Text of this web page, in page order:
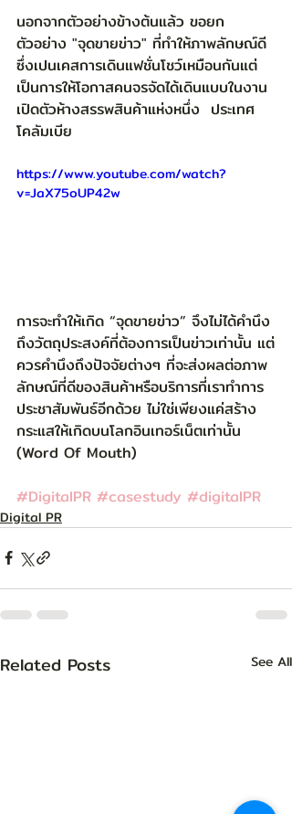
นอกจากตัวอย่างข้างต้นแล้ว ขอยก
ตัวอย่าง "จุดขายข่าว" ที่ทำให้ภาพลักษณ์ดี
ซึ่งเปนเคสการเดินแฟชั่นโชว์เหมือนกันแต่
เป็นการให้โอกาสคนจรจัดได้เดินแบบในงาน
เปิดตัวห้างสรรพสินค้าแห่งหนึ่ง  ประเทศ
โคลัมเบีย
https://www.youtube.com/watch?
v=JaX75oUP42w
การจะทำให้เกิด “จุดขายข่าว” จึงไม่ได้คำนึง
ถึงวัตถุประสงค์ที่ต้องการเป็นข่าวเท่านั้น แต่
ควรคำนึงถึงปัจจัยต่างๆ ที่จะส่งผลต่อภาพ
ลักษณ์ที่ดีของสินค้าหรือบริการที่เราทำการ
ประชาสัมพันธ์อีกด้วย ไม่ใช่เพียงแค่สร้าง
กระแสให้เกิดบนโลกอินเทอร์เน็ตเท่านั้น
(Word Of Mouth)
#DigitalPR #casestudy #digitalPR
Digital PR
Related Posts See All